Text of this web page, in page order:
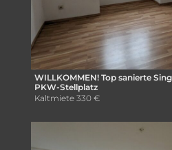
WILLKOMMEN! Top sanierte
PKW-Stellplatz
Kaltmiete 330 €